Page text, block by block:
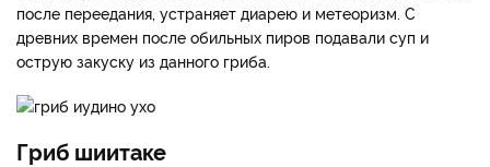
после переедания, устраняет диарею и метеоризм. С
древних времен после обильных пиров подавали суп и
острую закуску из данного гриба.
Гриб шиитаке